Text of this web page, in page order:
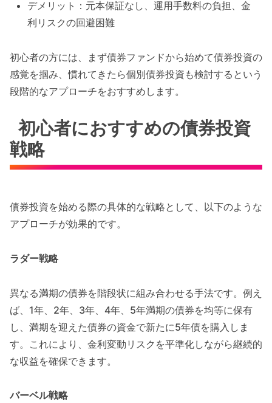
デメリット：元本保証なし、運用手数料の負担、金
利リスクの回避困難
初心者の方には、まず債券ファンドから始めて債券投資の
感覚を掴み、慣れてきたら個別債券投資も検討するという
段階的なアプローチをおすすめします。
初心者におすすめの債券投資
戦略
債券投資を始める際の具体的な戦略として、以下のような
アプローチが効果的です。
ラダー戦略
異なる満期の債券を階段状に組み合わせる手法です。例え
ば、1年、2年、3年、4年、5年満期の債券を均等に保有
し、満期を迎えた債券の資金で新たに5年債を購入しま
す。これにより、金利変動リスクを平準化しながら継続的
な収益を確保できます。
バーベル戦略